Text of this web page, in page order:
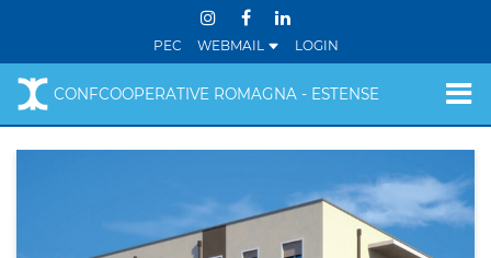
PEC WEBMAIL LOGIN
CONFCOOPERATIVE ROMAGNA - ESTENSE